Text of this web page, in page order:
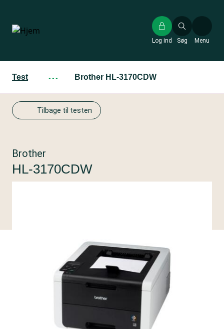
hovedindhold
Søg
Log ind Menu
Test ··· Brother HL-3170CDW
Tilbage til testen
Brother
HL-3170CDW